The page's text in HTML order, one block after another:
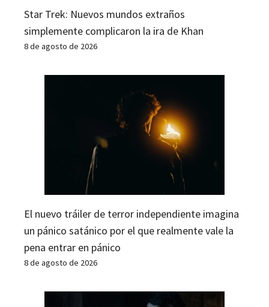
Star Trek: Nuevos mundos extraños
simplemente complicaron la ira de Khan
8 de agosto de 2026
El nuevo tráiler de terror independiente imagina
un pánico satánico por el que realmente vale la
pena entrar en pánico
8 de agosto de 2026